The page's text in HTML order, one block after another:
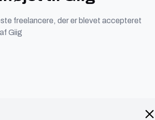
freelancere, der er blevet accepteret
Giig